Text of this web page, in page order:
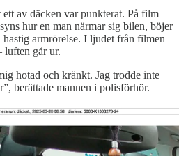
av däcken var punkterat. På film
hur en man närmar sig bilen, böjer
armrörelse. I ljudet från filmen
luften går ur.
hotad och kränkt. Jag trodde inte
berättade mannen i polisförhör.